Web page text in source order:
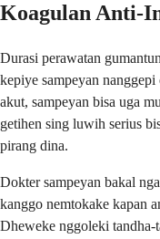
Koagulan Anti-
Durasi perawatan
kepiye sampeyan
akut, sampeyan bisa uga
getihen sing luwih serius
pirang dina.
Dokter sampeyan bakal
kanggo nemtokake kapan
Dheweke nggoleki tandha-